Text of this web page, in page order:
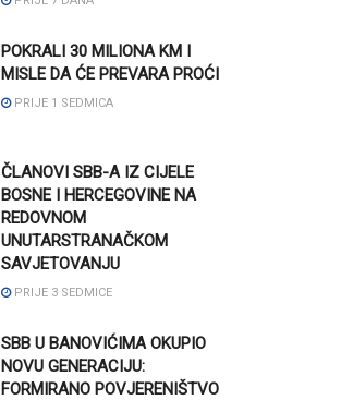
POKRALI 30 MILIONA KM I
MISLE DA ĆE PREVARA PROĆI
PRIJE 1 SEDMICA
ČLANOVI SBB-A IZ CIJELE
BOSNE I HERCEGOVINE NA
REDOVNOM
UNUTARSTRANAČKOM
SAVJETOVANJU
PRIJE 3 SEDMICE
SBB U BANOVIĆIMA OKUPIO
NOVU GENERACIJU:
FORMIRANO POVJERENIŠTVO